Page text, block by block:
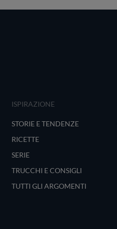
ISPIRAZIONE
STORIE E TENDENZE
RICETTE
SERIE
TRUCCHI E CONSIGLI
TUTTI GLI ARGOMENTI